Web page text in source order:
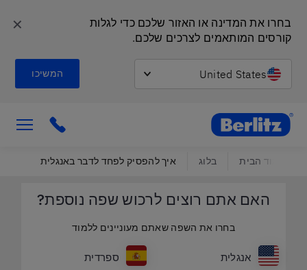
בחרו את המדינה או האזור שלכם כדי לגלות
קורסים המותאמים לצרכים שלכם.
United States המשיכו
✕
Berlitz Israel
to call
עמוד הבית בלוג איך להפסיק לפחד לדבר באנגלית
האם אתם רוצים לרכוש שפה נוספת?
בחרו את השפה שאתם מעוניינים ללמוד
אנגלית ספרדית